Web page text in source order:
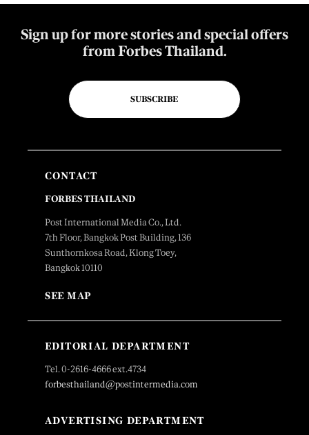
Sign up for more stories and special offers
from Forbes Thailand.
SUBSCRIBE
CONTACT
FORBES THAILAND
Post International Media Co., Ltd.
7th Floor, Bangkok Post Building, 136
Sunthornkosa Road, Klong Toey,
Bangkok 10110
SEE MAP
EDITORIAL DEPARTMENT
Tel. 0-2616-4666 ext.4734
forbesthailand@postintermedia.com
ADVERTISING DEPARTMENT